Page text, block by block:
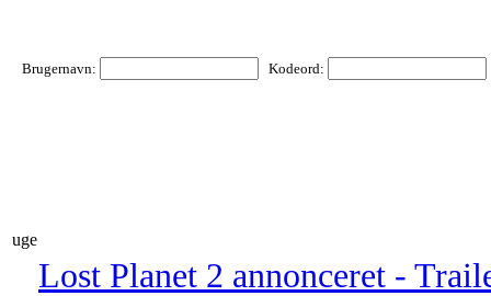
Brugernavn: Kodeord:
uge
Lost Planet 2 annonceret -